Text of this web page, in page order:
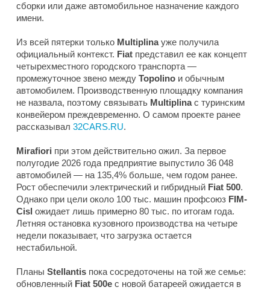
сборки или даже автомобильное назначение каждого
имени.
Из всей пятерки только Multiplinaуже получила
официальный контекст. Fiat представил ее как концепт
четырехместного городского транспорта —
промежуточное звено между Topolino и обычным
автомобилем. Производственную площадку компания
не назвала, поэтому связывать Multiplinaс туринским
конвейером преждевременно. О самом проекте ранее
рассказывал 32CARS.RU.
Mirafiori при этом действительно ожил. За первое
полугодие 2026 года предприятие выпустило 36 048
автомобилей — на 135,4% больше, чем годом ранее.
Рост обеспечили электрический и гибридный Fiat 500.
Однако при цели около 100 тыс. машин профсоюз FIM-
Cisl ожидает лишь примерно 80 тыс. по итогам года.
Летняя остановка кузовного производства на четыре
недели показывает, что загрузка остается
нестабильной.
Планы Stellantis пока сосредоточены на той же семье:
обновленный Fiat 500e с новой батареей ожидается в